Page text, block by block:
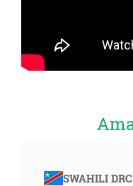
SWAHILI DRC